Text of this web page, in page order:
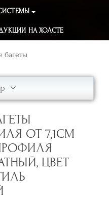
НА ХОЛСТЕ
багеты
ОТ 7,1СМ
ЦВЕТ